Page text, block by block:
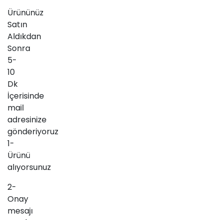
Ürününüz
Satın
Aldıkdan
Sonra
5-
10
Dk
İçerisinde
mail
adresinize
gönderiyoruz
1-
Ürünü
alıyorsunuz
2-
Onay
mesajı